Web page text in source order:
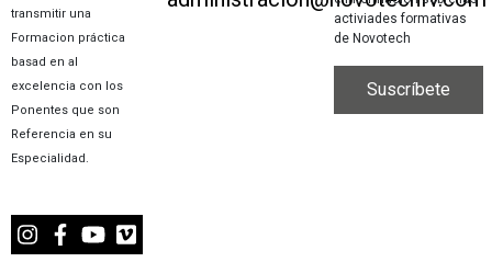
transmitir una
Formacion práctica
basad en al
excelencia con los
Ponentes que son
Referencia en su
Especialidad.
activiades formativas
de Novotech